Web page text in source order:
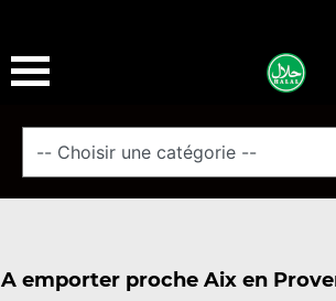
A emporter proche Aix en